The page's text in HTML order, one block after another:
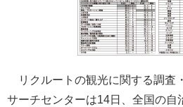
リクルートの観光に関する調査
サーチセンターは14日、全国の自